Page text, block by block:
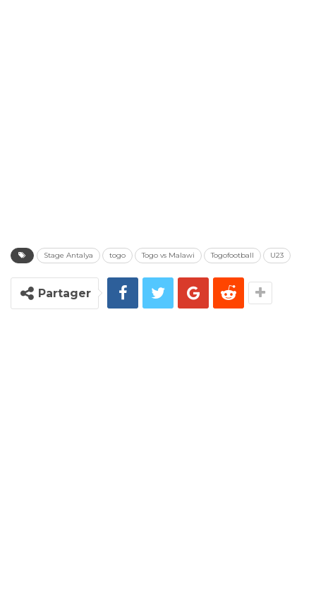
Stage Antalya togo Togo vs Malawi Togofootball U23
Partager